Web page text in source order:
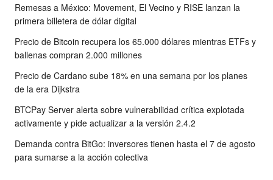
Remesas a México: Movement, El Vecino y RISE lanzan la
primera billetera de dólar digital
Precio de Bitcoin recupera los 65.000 dólares mientras ETFs y
ballenas compran 2.000 millones
Precio de Cardano sube 18% en una semana por los planes
de la era Dijkstra
BTCPay Server alerta sobre vulnerabilidad crítica explotada
activamente y pide actualizar a la versión 2.4.2
Demanda contra BitGo: inversores tienen hasta el 7 de agosto
para sumarse a la acción colectiva